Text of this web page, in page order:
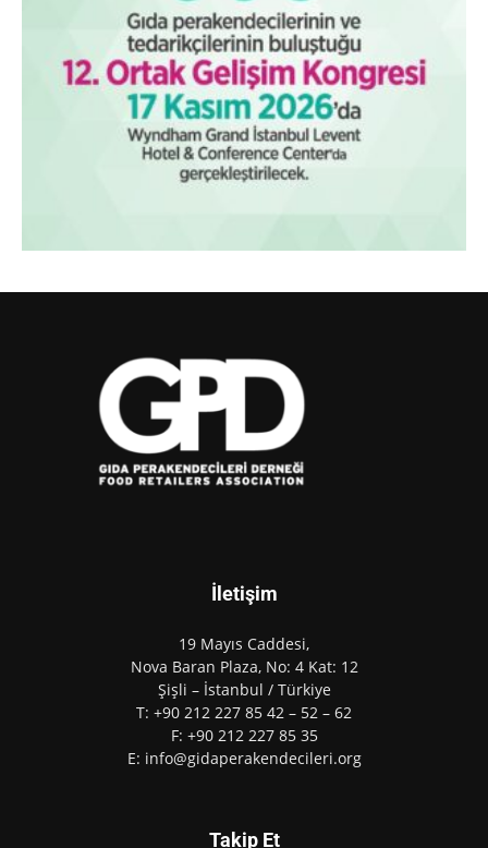
İletişim
19 Mayıs Caddesi,
Nova Baran Plaza, No: 4 Kat: 12
Şişli – İstanbul / Türkiye
T: +90 212 227 85 42 – 52 – 62
F: +90 212 227 85 35
E: info@gidaperakendecileri.org
Takip Et